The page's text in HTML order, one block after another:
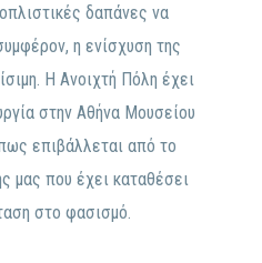
δαπάνες να
η ενίσχυση της
Η Ανοιχτή Πόλη έχει
στην Αθήνα Μουσείου
επιβάλλεται από το
μας που έχει καταθέσει
στο φασισμό.